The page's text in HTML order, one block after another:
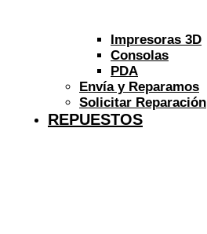
Impresoras 3D
Consolas
PDA
Envía y Reparamos
Solicitar Reparación
REPUESTOS